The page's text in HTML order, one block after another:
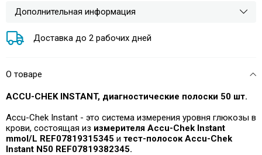
Дополнительная информация
Доставка до 2 рабочих дней
О товаре
ACCU-CHEK INSTANT, диагностические полоски 50 шт.
Accu-Chek Instant - это система измерения уровня глюкозы в
крови, состоящая из измерителя Accu-Chek Instant
mmol/L REF07819315345 и тест-полосок Accu-Chek
Instant N50 REF07819382345.